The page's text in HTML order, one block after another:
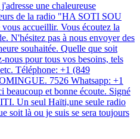
une chaleureuse
de la radio "HA SOTI SOU
accueillir. Vous écoutez la
N'hésitez pas à nous envoyer des
souhaitée. Quelle que soit
pour tous vos besoins, tels
Téléphone: +1 (849
7526 Whatsapp: +1
et bonne écoute. Signé
Un seul Haïti,une seule radio
soit là ou je suis se sera toujours